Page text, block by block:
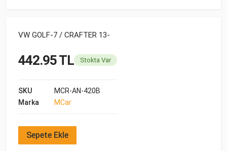
VW GOLF-7 / CRAFTER 13-
442.95 TL Stokta Var
SKU
MCR-AN-420B
Marka
MCar
Sepete Ekle